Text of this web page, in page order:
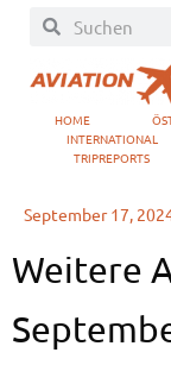
HOME
INTERNATIONAL
TRIPREPORTS
September 17,
Weitere